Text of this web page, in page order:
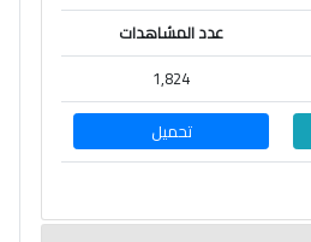
عدد المشاهدات
1,824
تحميل